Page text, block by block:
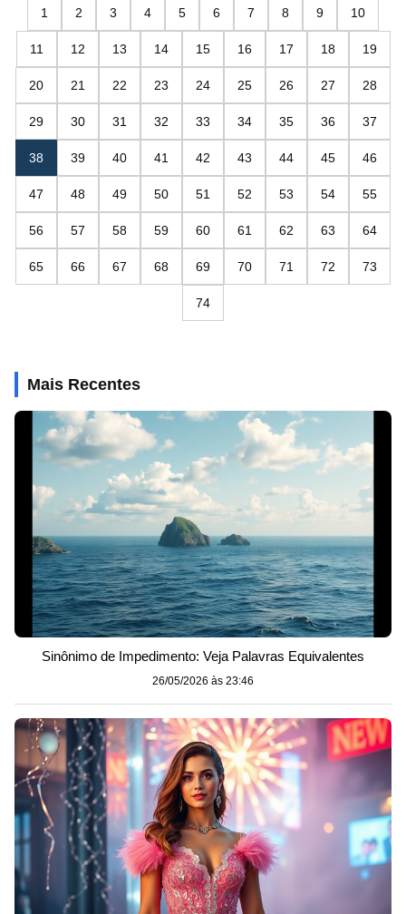
1 2 3 4 5 6 7 8 9 10
11 12 13 14 15 16 17 18 19
20 21 22 23 24 25 26 27 28
29 30 31 32 33 34 35 36 37
38 39 40 41 42 43 44 45 46
47 48 49 50 51 52 53 54 55
56 57 58 59 60 61 62 63 64
65 66 67 68 69 70 71 72 73
74
Mais Recentes
Sinônimo de Impedimento: Veja Palavras Equivalentes
26/05/2026 às 23:46